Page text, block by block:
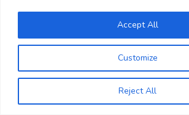
Customize
Reject All
Accept All
Règle du feedback
CHF7.50